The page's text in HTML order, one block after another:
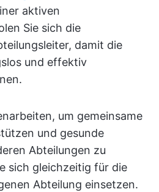
aktiven
Sie sich die
damit die
und effektiv
um gemeinsame
und gesunde
Abteilungen zu
sich gleichzeitig für die
Abteilung einsetzen.